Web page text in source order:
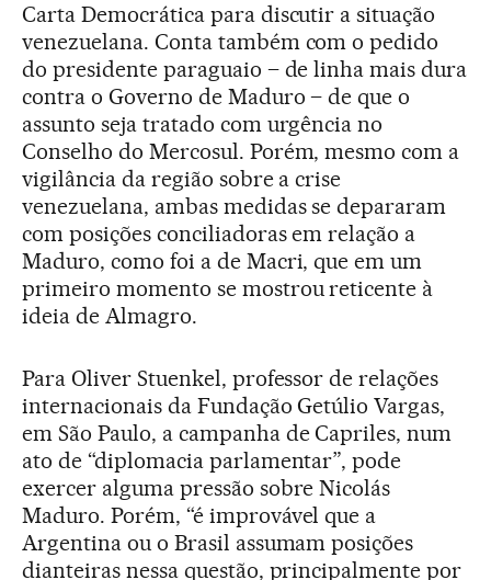
Carta Democrática para discutir a situação
venezuelana. Conta também com o pedido
do presidente paraguaio – de linha mais dura
contra o Governo de Maduro – de que o
assunto seja tratado com urgência no
Conselho do Mercosul. Porém, mesmo com a
vigilância da região sobre a crise
venezuelana, ambas medidas se depararam
com posições conciliadoras em relação a
Maduro, como foi a de Macri, que em um
primeiro momento se mostrou reticente à
ideia de Almagro.
Para Oliver Stuenkel, professor de relações
internacionais da Fundação Getúlio Vargas,
em São Paulo, a campanha de Capriles, num
ato de “diplomacia parlamentar”, pode
exercer alguma pressão sobre Nicolás
Maduro. Porém, “é improvável que a
Argentina ou o Brasil assumam posições
dianteiras nessa questão, principalmente por